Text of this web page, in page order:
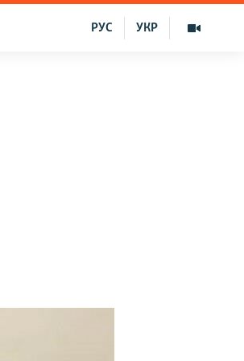
УКР
РУС